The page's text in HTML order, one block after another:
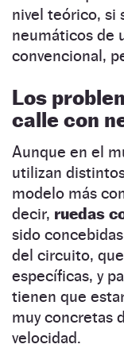
nivel teórico, si
neumáticos de
convencional,
Los
calle con
Aunque en el
utilizan
modelo más
decir, ruedas
sido
del circuito,
específicas, y
tienen que
muy concretas
velocidad.